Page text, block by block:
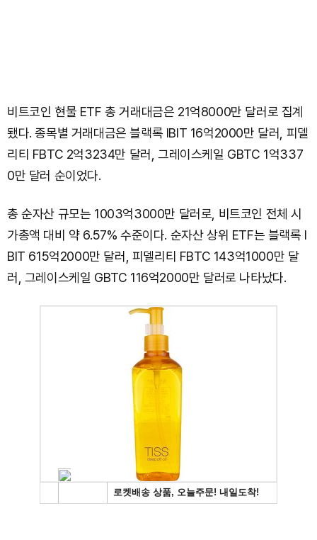
비트코인 현물 ETF 총 거래대금은 21억8000만 달러로 집계
됐다. 종목별 거래대금은 블랙록 IBIT 16억2000만 달러, 피델
리티 FBTC 2억3234만 달러, 그레이스케일 GBTC 1억337
0만 달러 순이었다.
총 순자산 규모는 1003억3000만 달러로, 비트코인 전체 시
가총액 대비 약 6.57% 수준이다. 순자산 상위 ETF는 블랙록 I
BIT 615억2000만 달러, 피델리티 FBTC 143억1000만 달
러, 그레이스케일 GBTC 116억2000만 달러로 나타났다.